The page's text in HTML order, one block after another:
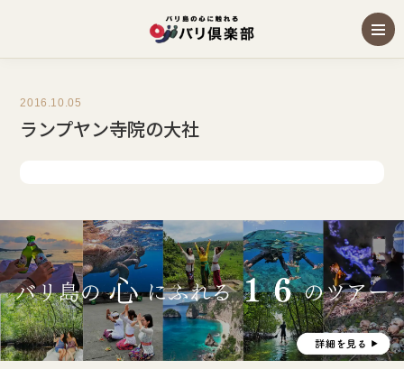
2016.10.05
ランプヤン寺院の大社